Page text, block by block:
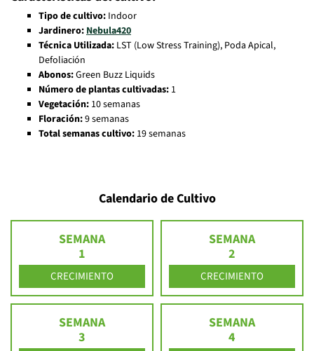
Tipo de cultivo: Indoor
Jardinero: Nebula420
Técnica Utilizada: LST (Low Stress Training), Poda Apical,
Defoliación
Abonos:Green Buzz Liquids
Número de plantas cultivadas: 1
Vegetación: 10 semanas
Floración:9 semanas
Total semanas cultivo: 19 semanas
Calendario de Cultivo
SEMANA
1
CRECIMIENTO
SEMANA
2
CRECIMIENTO
SEMANA
3
SEMANA
4